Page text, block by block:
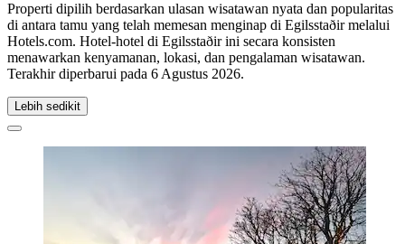
Properti dipilih berdasarkan ulasan wisatawan nyata dan popularitas
di antara tamu yang telah memesan menginap di Egilsstaðir melalui
Hotels.com. Hotel-hotel di Egilsstaðir ini secara konsisten
menawarkan kenyamanan, lokasi, dan pengalaman wisatawan.
Terakhir diperbarui pada 6 Agustus 2026.
Lebih sedikit